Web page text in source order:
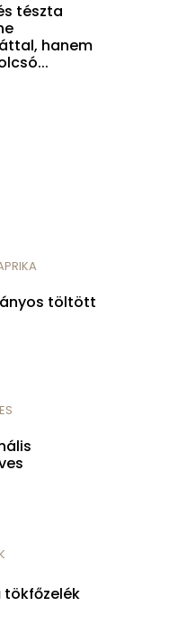
tészta
hanem
töltött
tökfőzelék